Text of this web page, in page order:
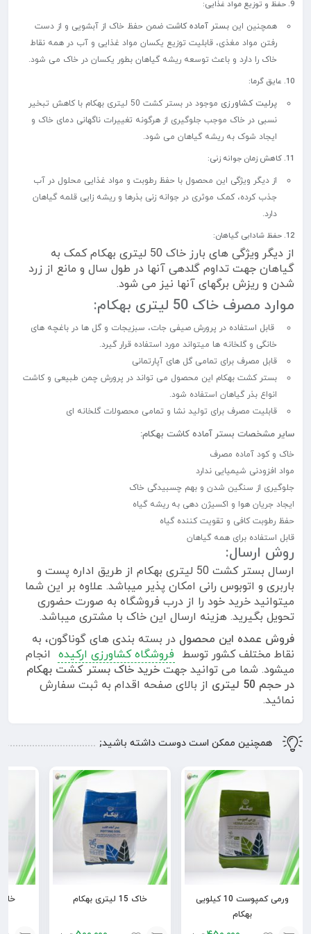
9. حفظ و توزیع مواد غذایی:
همچنین این بستر آماده کاشت ضمن حفظ خاک از آبشویی و از دست
رفتن مواد مغذی، قابلیت توزیع یکسان مواد غذایی و آب در همه نقاط
خاک را دارد و باعث توسعه ریشه گیاهان بطور یکسان در خاک می شود.
10. عایق گرما:
پرلیت کشاورزی
موجود در بستر کشت 50 لیتری بهکام با کاهش تبخیر
نسبی در خاک موجب جلوگیری از هرگونه تغییرات ناگهانی دمای خاک و
ایجاد شوک به ریشه گیاهان می شود.
11. کاهش زمان جوانه زنی:
از دیگر ویژگی این محصول با حفظ رطوبت و مواد غذایی محلول در آب
جذب کرده، کمک موثری در جوانه زنی بذرها و ریشه زایی قلمه گیاهان
دارد.
12. حفظ شادابی گیاهان:
از دیگر ویژگی های بارز خاک 50 لیتری بهکام کمک به
گیاهان جهت تداوم گلدهی آنها در طول سال و مانع از زرد
شدن و ریزش برگهای آنها نیز می شود.
موارد مصرف خاک 50 لیتری بهکام:
قابل استفاده در پرورش صیفی جات، سبزیجات و گل ها در باغچه های
خانگی و گلخانه ها میتواند مورد استفاده قرار گیرد.
قابل مصرف برای تمامی گل های آپارتمانی
بستر کشت بهکام این محصول می تواند در پرورش چمن طبیعی و کاشت
انواع بذر گیاهان استفاده شود.
قابلیت مصرف برای تولید نشا و تمامی محصولات گلخانه ای
سایر مشخصات بستر آماده کاشت بهکام:
خاک و کود آماده مصرف
مواد افزودنی شیمیایی ندارد
جلوگیری از سنگین شدن و بهم چسبیدگی خاک
ایجاد جریان هوا و اکسیژن دهی به ریشه گیاه
حفظ رطوبت کافی و تقویت کننده گیاه
قابل استفاده برای همه گیاهان
روش ارسال:
ارسال بستر کشت 50 لیتری بهکام از طریق اداره پست و
باربری و اتوبوس رانی امکان پذیر میباشد. علاوه بر این شما
میتوانید خرید خود را از درب فروشگاه به صورت حضوری
تحویل بگیرید. هزینه ارسال این خاک با مشتری میباشد.
فروش عمده این محصول در بسته بندی های گوناگون، به
نقاط مختلف کشور توسط فروشگاه کشاورزی ارکیده انجام
میشود. شما می توانید جهت خرید خاک بستر کشت بهکام
در حجم 50 لیتری
از بالای صفحه اقدام به ثبت سفارش
نمائید.
همچنین ممکن است دوست داشته باشید;
ورمی کمپوست 10 کیلویی
بهکام
خاک 15 لیتری بهکام خاک 25 لیتری